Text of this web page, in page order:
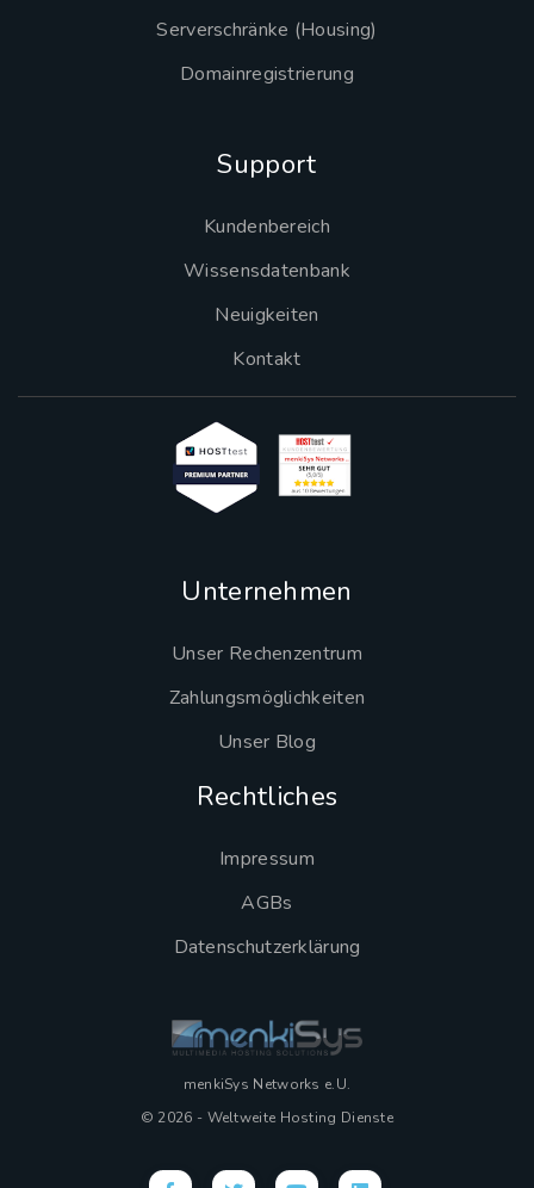
Serverschränke (Housing)
Domainregistrierung
Support
Kundenbereich
Wissensdatenbank
Neuigkeiten
Kontakt
Unternehmen
Unser Rechenzentrum
Zahlungsmöglichkeiten
Unser Blog
Rechtliches
Impressum
AGBs
Datenschutzerklärung
menkiSys Networks e.U.
© 2026 - Weltweite Hosting Dienste